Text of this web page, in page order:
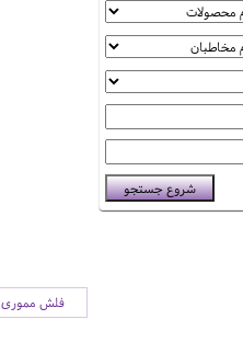
فلش مموری